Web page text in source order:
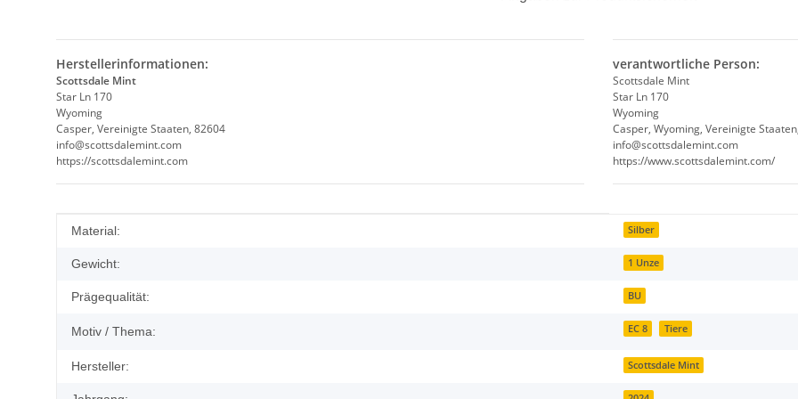
Herstellerinformationen:
Scottsdale Mint
Star Ln 170
Wyoming
Casper, Vereinigte Staaten, 82604
info@scottsdalemint.com
https://scottsdalemint.com
verantwortliche Person:
Scottsdale Mint
Star Ln 170
Wyoming
Casper, Wyoming, Vereinigte
info@scottsdalemint.com
https://www.scottsdalemint.com/
Produkteigenschaft
Wert
Material: Silber
Gewicht: 1 Unze
Prägequalität: BU
Motiv / Thema: EC 8 Tiere
Hersteller: Scottsdale Mint